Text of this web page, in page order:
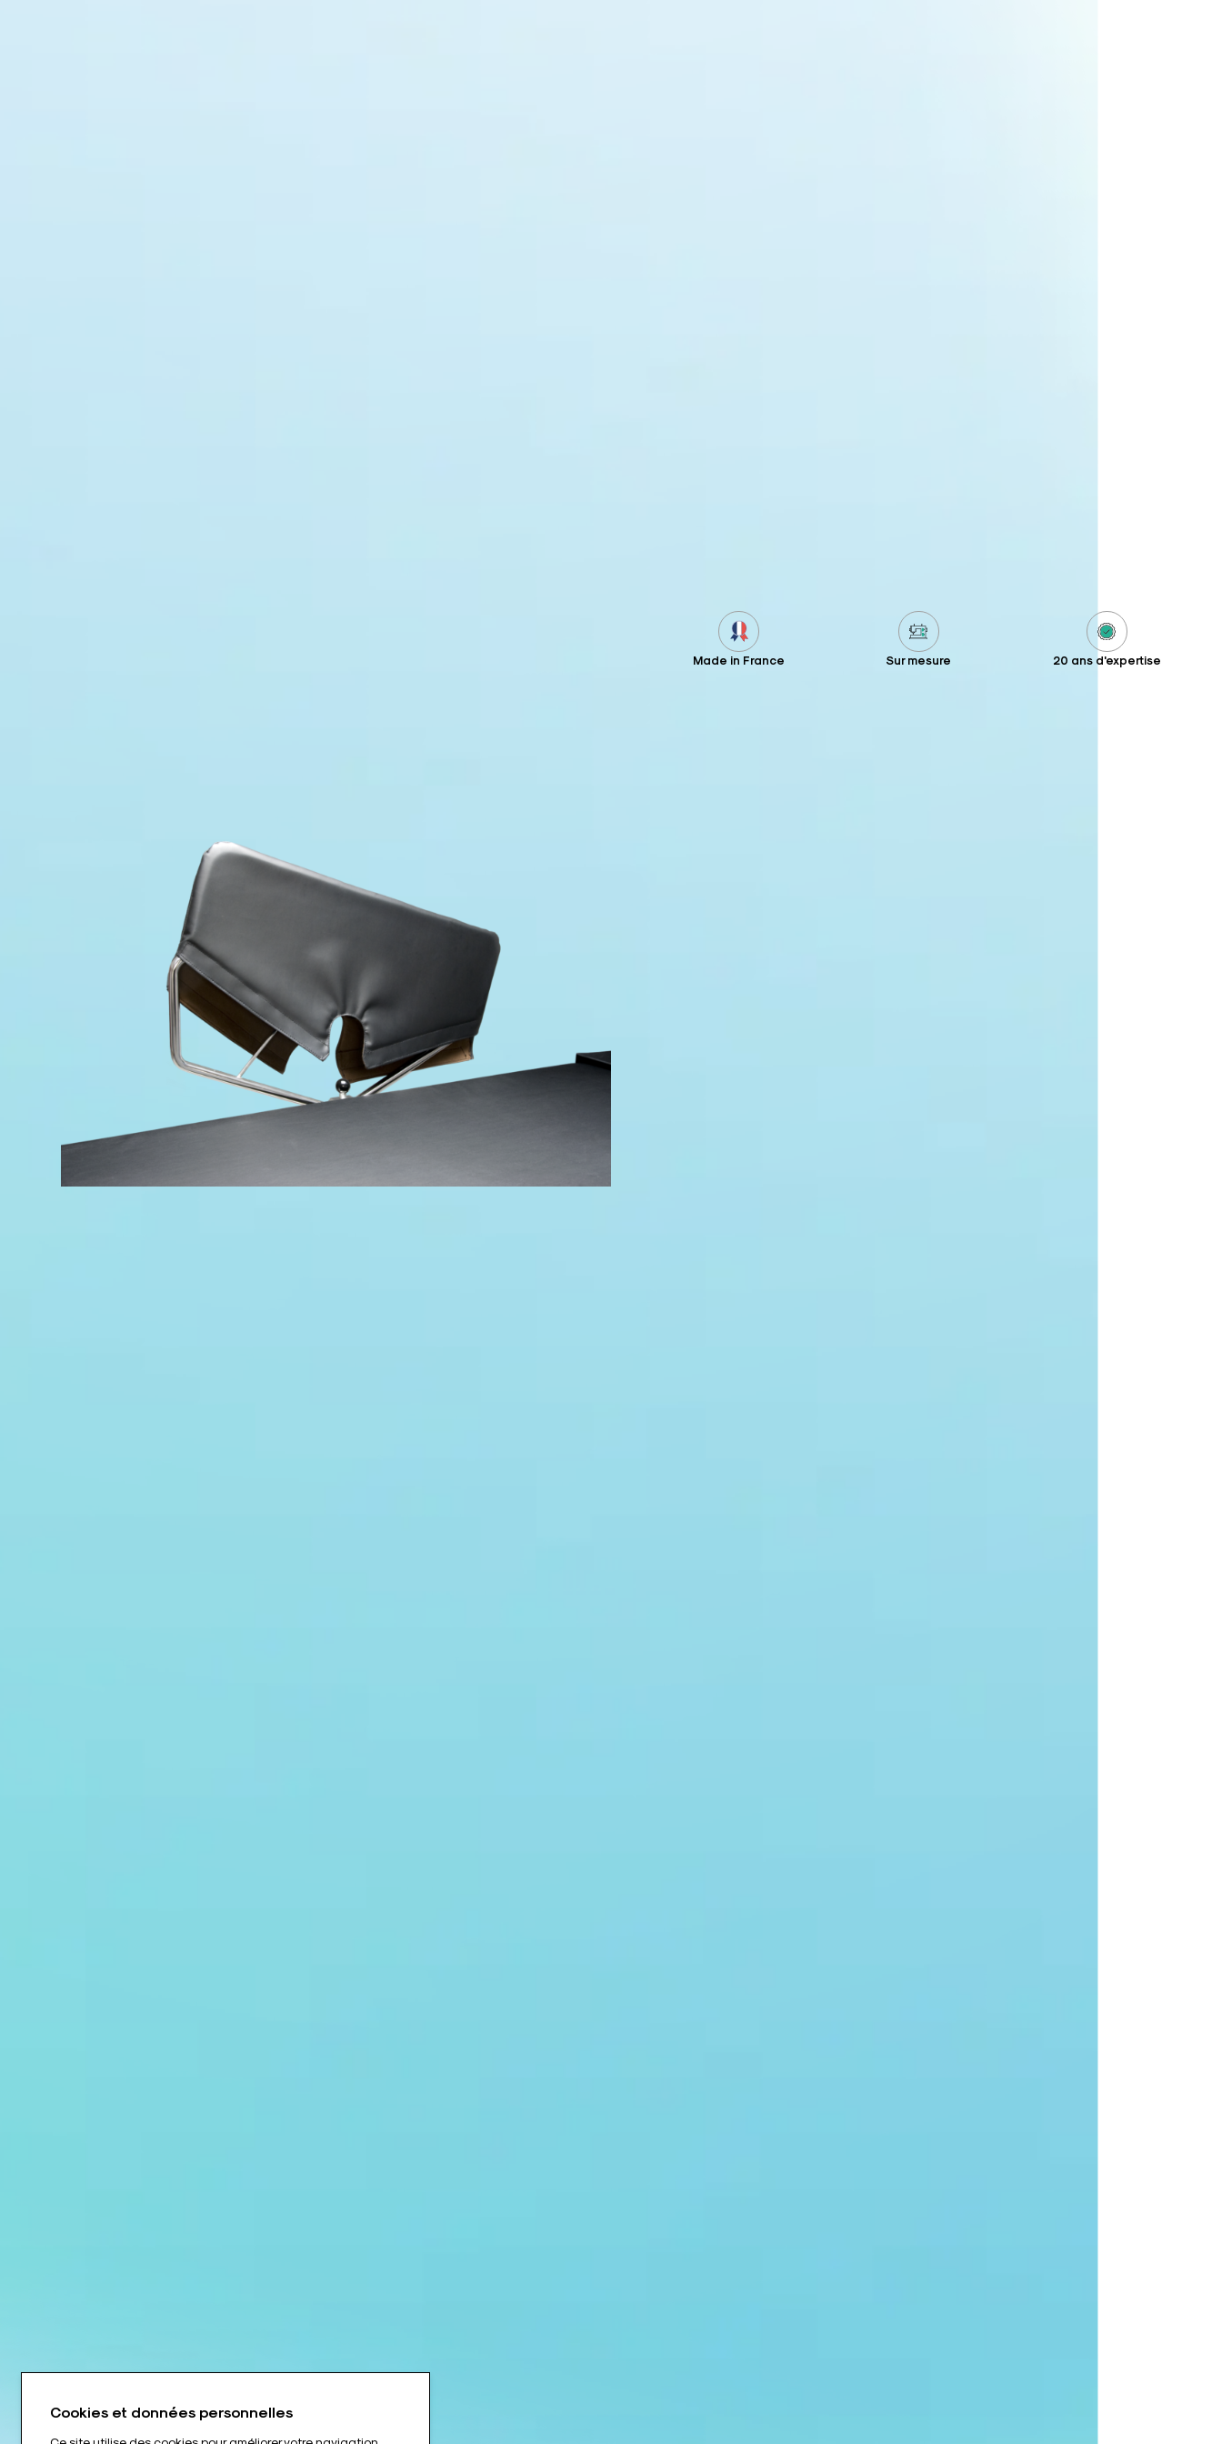
Made in France Sur mesure 20 ans d'expertise
Cookies et données personnelles